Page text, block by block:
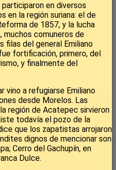
en diversos
en la región suriana: el de
de 1857, y la lucha
muchos comuneros de
filas del general Emiliano
fortificación, primero, del
y finalmente del
vino a refugiarse Emiliano
desde Morelos. Las
región de Acatepec sirvieron
todavía el pozo de la
que los zapatistas arrojaron
dignos de mencionar son
Cerro del Gachupín, en
Dulce.